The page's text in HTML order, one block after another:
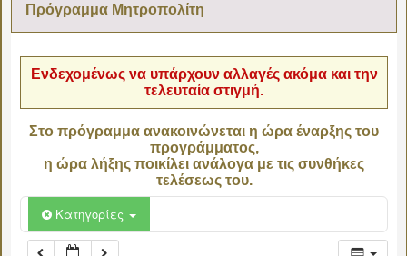
Πρόγραμμα Μητροπολίτη
Ενδεχομένως να υπάρχουν αλλαγές ακόμα και την
τελευταία στιγμή.
Στο πρόγραμμα ανακοινώνεται η ώρα έναρξης του
προγράμματος,
η ώρα λήξης ποικίλει ανάλογα με τις συνθήκες
τελέσεως του.
Κατηγορίες
06:00